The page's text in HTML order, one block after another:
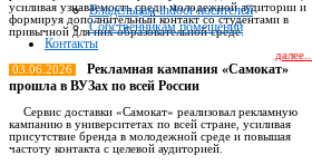
Владельцам indoor носителей
Собственникам помещений
Контакты
усиливая узнаваемость среди молодежной аудитории и
формируя дополнительный контакт со студентами в
привычной для них образовательной среде.
далее...
03.06.2026
Рекламная кампания «Самокат»
прошла в ВУЗах по всей России
Сервис доставки «Самокат» реализовал рекламную
кампанию в университетах по всей стране, усиливая
присутствие бренда в молодежной среде и повышая
частоту контакта с целевой аудиторией.